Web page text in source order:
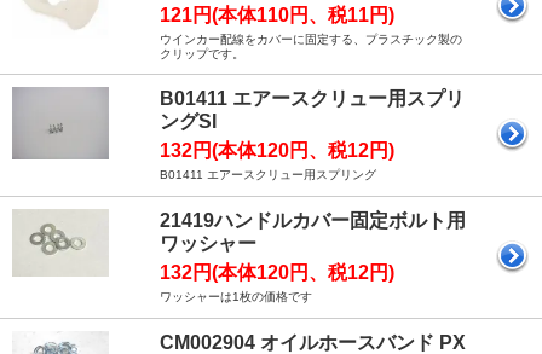
121円(本体110円、税11円)
ウインカー配線をカバーに固定する、プラスチック製の
クリップです。
B01411 エアースクリュー用スプリ
ングSI
132円(本体120円、税12円)
B01411 エアースクリュー用スプリング
21419ハンドルカバー固定ボルト用
ワッシャー
132円(本体120円、税12円)
ワッシャーは1枚の価格です
CM002904 オイルホースバンド PX